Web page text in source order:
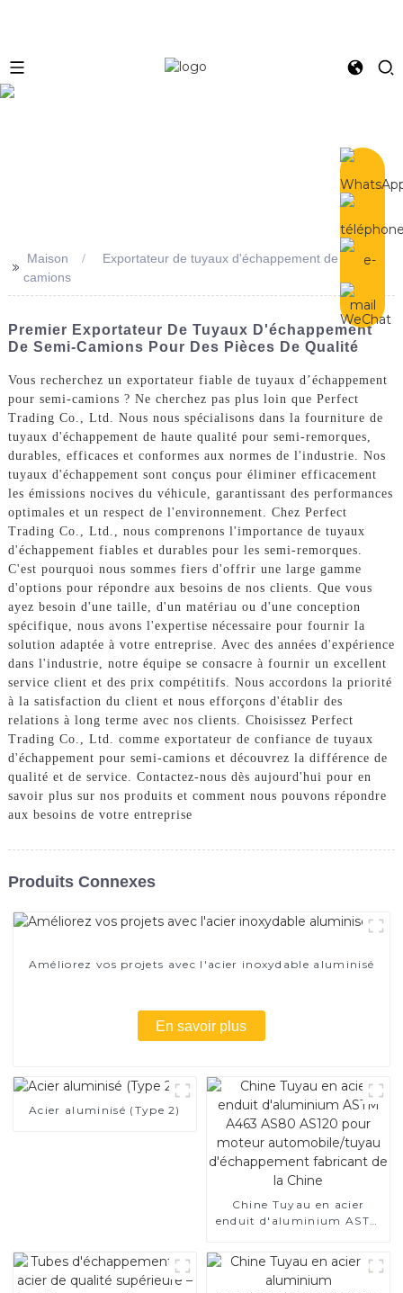
>> Maison
Exportateur de tuyaux d'échappement de semi-
camions
Premier Exportateur De Tuyaux D'échappement
De Semi-Camions Pour Des Pièces De Qualité
Vous recherchez un exportateur fiable de tuyaux d’échappement
pour semi-camions ? Ne cherchez pas plus loin que Perfect
Trading Co., Ltd. Nous nous spécialisons dans la fourniture de
tuyaux d'échappement de haute qualité pour semi-remorques,
durables, efficaces et conformes aux normes de l'industrie. Nos
tuyaux d'échappement sont conçus pour éliminer efficacement
les émissions nocives du véhicule, garantissant des performances
optimales et un respect de l'environnement. Chez Perfect
Trading Co., Ltd., nous comprenons l'importance de tuyaux
d'échappement fiables et durables pour les semi-remorques.
C'est pourquoi nous sommes fiers d'offrir une large gamme
d'options pour répondre aux besoins de nos clients. Que vous
ayez besoin d'une taille, d'un matériau ou d'une conception
spécifique, nous avons l'expertise nécessaire pour fournir la
solution adaptée à votre entreprise. Avec des années d'expérience
dans l'industrie, notre équipe se consacre à fournir un excellent
service client et des prix compétitifs. Nous accordons la priorité
à la satisfaction du client et nous efforçons d'établir des
relations à long terme avec nos clients. Choisissez Perfect
Trading Co., Ltd. comme exportateur de confiance de tuyaux
d'échappement pour semi-camions et découvrez la différence de
qualité et de service. Contactez-nous dès aujourd'hui pour en
savoir plus sur nos produits et comment nous pouvons répondre
aux besoins de votre entreprise
Produits Connexes
Améliorez vos projets avec l'acier inoxydable aluminisé
En savoir plus
Acier aluminisé (Type 2)
Chine Tuyau en acier
enduit d'aluminium ASTM
moteur automobile/tuyau
d'échappement fabricant
de la Chine